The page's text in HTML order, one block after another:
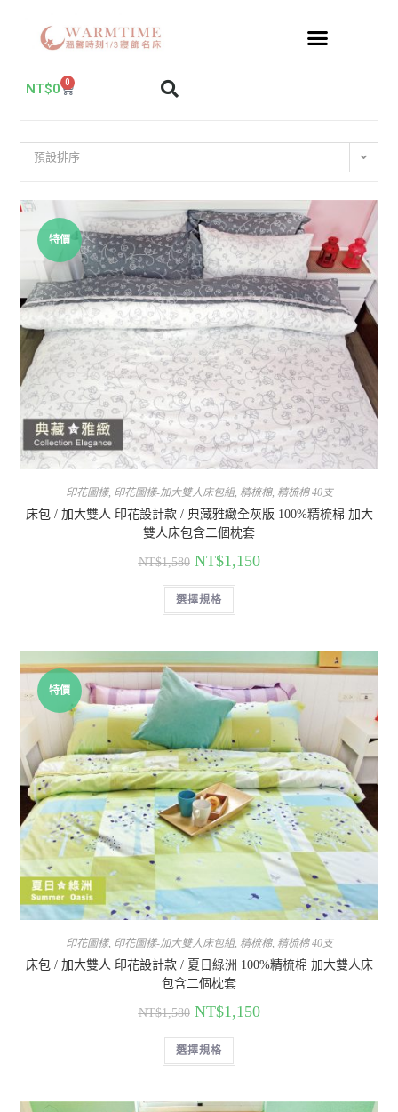
NT$0 0
預設排序
特價
印花圖樣, 印花圖樣-加大雙人床包組, 精梳棉, 精梳棉 40支
床包 / 加大雙人 印花設計款 / 典藏雅緻全灰版 100%精梳棉 加大
雙人床包含二個枕套
NT$1,580 NT$1,150
選擇規格
特價
印花圖樣, 印花圖樣-加大雙人床包組, 精梳棉, 精梳棉 40支
床包 / 加大雙人 印花設計款 / 夏日綠洲 100%精梳棉 加大雙人床
包含二個枕套
NT$1,580 NT$1,150
選擇規格